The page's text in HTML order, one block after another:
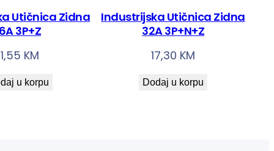
Utičnica Zidna
3P+Z
KM
u korpu
Industrijska Utičnica Zidna
32A 3P+N+Z
17,30 KM
Dodaj u korpu